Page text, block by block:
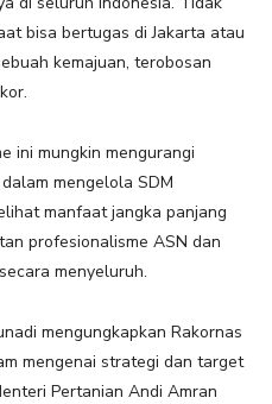
bisa bertugas di Jakarta atau
kemajuan, terobosan
ini mungkin mengurangi
mengelola SDM
manfaat jangka panjang
profesionalisme ASN dan
menyeluruh.
mengungkapkan Rakornas
mengenai strategi dan target
Pertanian Andi Amran